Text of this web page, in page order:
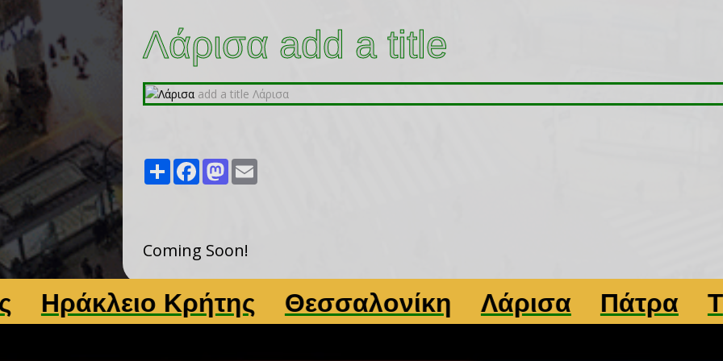
Λάρισα add a title
Share FacebookMastodon
Coming Soon!
Κρήτης Θεσσαλονίκη Λάρισα Πάτρα